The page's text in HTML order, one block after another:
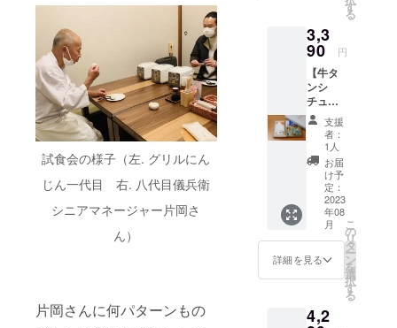
試食会の様子（左. グリルにん
じん一代目 右. 八代目儀兵衛
シニアマネージャー片岡さ
ん）
片岡さんに何パターンもの
味期限
はござ
いませ
ん。 お
いしく
お召し
上がり
いただ
ける期
間とし
て、 精
米年月
日より
75日以
内をお
してお
りま
パック
フレッ
ト付
き。 ギ
フト
ボック
スに入
れてお
送りし
ます。
お米の
保存方
法 冷
暗所 お
米はお
野菜と
同じ生
鮮食品
味期限
」…1個
合うお
米 お
米2合
300g
お茶碗
約4杯
分 …1
袋(国内
販売向
けNEW
デザイ
ン) 配送
料込み
お米の
おいし
い炊き
方が書
付き。
す
る
3,3
90 円
【牛タ
ンシ
チュー×
洋食に
合うお
米 ギ
フト
ボック
ス付
き】 監
修レト
ルト
「牛タ
ンシ
チュー
」…1個
合うお
支援
者：
1人
お届
け予
定：
2023
年08
月
詳細を見る
こ
の
リ
タ
ー
ン
を
選
択
す
る
4,2